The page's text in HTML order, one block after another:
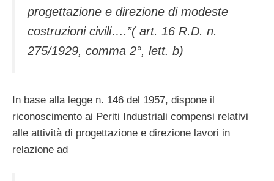
progettazione e direzione di modeste
costruzioni civili….”( art. 16 R.D. n.
275/1929, comma 2°, lett. b)
In base alla legge n. 146 del 1957, dispone il
riconoscimento ai Periti Industriali compensi relativi
alle attività di progettazione e direzione lavori in
relazione ad